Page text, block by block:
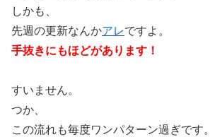
しかも、
先週の更新なんかアレですよ。
手抜きにもほどがあります！
すいません。
つか、
この流れも毎度ワンパターン過ぎです。